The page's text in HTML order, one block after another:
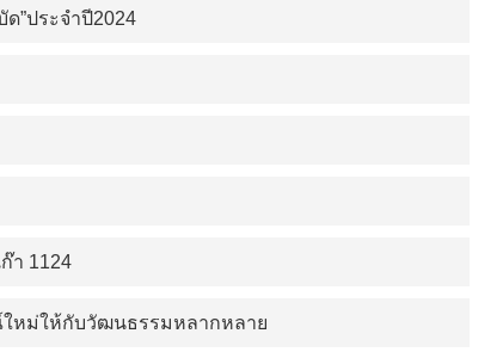
ด”ประจำปี2024
า 1124
ใหม่ให้กับวัฒนธรรมหลากหลาย